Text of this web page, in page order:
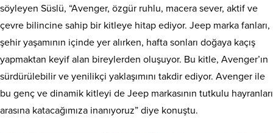
söyleyen Süslü, “Avenger, özgür ruhlu, macera sever, aktif ve
çevre bilincine sahip bir kitleye hitap ediyor. Jeep marka fanları,
şehir yaşamının içinde yer alırken, hafta sonları doğaya kaçış
yapmaktan keyif alan bireylerden oluşuyor. Bu kitle, Avenger’ın
sürdürülebilir ve yenilikçi yaklaşımını takdir ediyor. Avenger ile
bu genç ve dinamik kitleyi de Jeep markasının tutkulu hayranları
arasına katacağımıza inanıyoruz” diye konuştu.